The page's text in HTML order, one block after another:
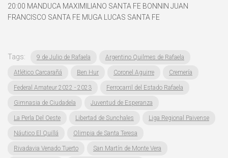
20:00 MANDUCA MAXIMILIANO SANTA FE BONNIN JUAN
FRANCISCO SANTA FE MUGA LUCAS SANTA FE
Tags: 9 de Julio de Rafaela Argentino Quilmes de Rafaela
Atlético Carcarañá Ben Hur Coronel Aguirre Cremería
Federal Amateur 2022 - 2023 Ferrocarril del Estado Rafaela
Gimnasia de Ciudadela Juventud de Esperanza
La Perla Del Oeste Libertad de Sunchales Liga Regional Paivense
Náutico El Quillá Olimpia de Santa Teresa
Rivadavia Venado Tuerto San Martín de Monte Vera